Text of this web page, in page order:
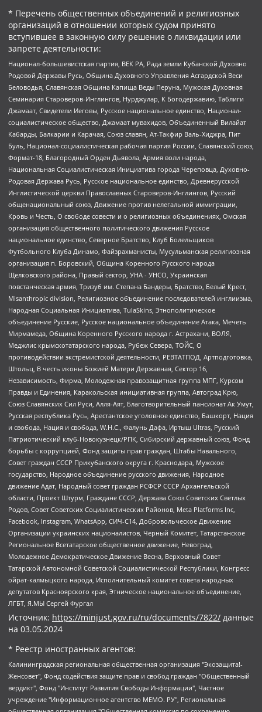
* Перечень общественных объединений и религиозных
организаций в отношении которых судом принято
вступившее в законную силу решение о ликвидации или
запрете деятельности:
Национал-большевистская партия, ВЕК РА, Рада земли Кубанской Духовно
Родовой Державы Русь, Община Духовного Управления Асгардской Веси
Беловодья, Славянская Община Капища Веды Перуна, Мужская Духовная
Семинария Староверов-Инглингов, Нурджулар, К Богодержавию, Таблиги
Джамаат, Свидетели Иеговы, Русское национальное единство, Национал-
социалистическое общество, Джамаат мувахидов, Объединенный Вилайат
Кабарды, Балкарии и Карачая, Союз славян, Ат-Такфир Валь-Хиджра, Пит
Буль, Национал-социалистическая рабочая партия России, Славянский союз,
Формат-18, Благородный Орден Дьявола, Армия воли народа,
Национальная Социалистическая Инициатива города Череповца, Духовно-
Родовая Держава Русь, Русское национальное единство, Древнерусской
Инглистической церкви Православных Староверов-Инглингов, Русский
общенациональный союз, Движение против нелегальной иммиграции,
Кровь и Честь, О свободе совести и о религиозных объединениях, Омская
организация общественного политического движения Русское
национальное единство, Северное Братство, Клуб Болельщиков
Футбольного Клуба Динамо, Файзрахманисты, Мусульманская религиозная
организация п. Боровский, Община Коренного Русского народа
Щелковского района, Правый сектор, УНА - УНСО, Украинская
повстанческая армия, Тризуб им. Степана Бандеры, Братство, Белый Крест,
Misanthropic division, Религиозное объединение последователей инглиизма,
Народная Социальная Инициатива, TulaSkins, Этнополитическое
объединение Русские, Русское национальное объединение Атака, Мечеть
Мирмамеда, Община Коренного Русского народа г. Астрахани, ВОЛЯ,
Меджлис крымскотатарского народа, Рубеж Севера, ТОЙС, О
противодействии экстремистской деятельности, РЕВТАТПОД, Артподготовка,
Штольц, В честь иконы Божией Матери Державная, Сектор 16,
Независимость, Фирма, Молодежная правозащитная группа МПГ, Курсом
Правды и Единения, Каракольская инициативная группа, Автоград Крю,
Союз Славянских Сил Руси, Алля-Аят, Благотворительный пансионат Ак Умут,
Русская республика Русь, Арестантское уголовное единство, Башкорт, Нация
и свобода, Нация и свобода, W.H.С., Фалунь Дафа, Иртыш Ultras, Русский
Патриотический клуб-Новокузнецк/РПК, Сибирский державный союз, Фонд
борьбы с коррупцией, Фонд защиты прав граждан, Штабы Навального,
Совет граждан СССР Прикубанского округа г. Краснодара, Мужское
государство, Народное объединение русского движения, Народное
движение Адат, Народный совет граждан РСФСР СССР Архангельской
области, Проект Штурм, Граждане СССР, Держава Союз Советских Светлых
Родов, Совет Советских Социалистических Районов, Meta Platforms Inc,
Facebook, Instagram, WhatsApp, СИЧ-С14, Добровольческое Движение
Организации украинских националистов, Черный Комитет, Татарстанское
Региональное Всетатарское общественное движение, Невоград,
Молодежное Демократическое Движение Весна, Верховный Совет
Татарской Автономной Советской Социалистической Республики, Конгресс
ойрат-калмыцкого народа, Исполнительный комитет совета народных
депутатов Красноярского края, Этническое национальное объединение,
ЛГБТ, Я.МЫ Сергей Фургал
Источник: https://minjust.gov.ru/ru/documents/7822/ данные
на 03.05.2024
* Реестр иностранных агентов:
Калининградская региональная общественная организация "Экозащита!-Женсовет", Фонд содействия защите прав и свобод граждан "Общественный вердикт", Фонд "Институт Развития Свободы Информации", Частное учреждение "Информационное агентство МЕМО. РУ", Региональная общественная организация "Общественная комиссия по сохранению наследия академика Сахарова", Фонд поддержки свободы прессы, Санкт-Петербургская общественная правозащитная организация "Гражданский контроль", Межрегиональная общественная организация "Информационно-просветительский центр "Мемориал", Региональный Фонд "Центр Защиты Прав Средств Массовой Информации", с 05.12.2023 Фонд "Центр Защиты Прав Средств массовой информации", Региональная общественная благотворительная организация помощи беженцам и мигрантам "Гражданское содействие", Негосударственное образовательное учреждение дополнительного профессионального образования (повышение квалификации) специалистов "АКАДЕМИЯ ПО ПРАВАМ ЧЕЛОВЕКА", Свердловская региональная общественная организация "Сутяжник", Автономная некоммерческая организация "Центр независимых социологических исследований", Союз общественных объединений "Российский исследовательский центр по правам человека", Региональное общественное учреждение научно-информационный центр "МЕМОРИАЛ", Некоммерческая организация "Фонд защиты гласности", Автономная некоммерческая организация "Институт прав человека", Городская общественная организация "Екатеринбургское общество "МЕМОРИАЛ", Городская общественная организация "Рязанское историко-просветительское и правозащитное общество "Мемориал" (Рязанский Мемориал), Челябинский региональный орган общественной самодеятельности – женское общественное объединение "Женщины Евразии", Челябинский региональный орган общественной самодеятельности "Уральская правозащитная группа", Фонд содействия защите здоровья и социальной справедливости имени Андрея Рылькова, Автономная Некоммерческая Организация "Аналитический Центр Юрия Левады", Автономная некоммерческая организация социальной поддержки населения "Проект Апрель", Региональная общественная организация помощи женщинам и детям, находящимся в кризисной ситуации "Информационно-методический центр "Анна", Фонд содействия развитию массовых коммуникаций и правовому просвещению "Так-так-Так", Фонд содействия устойчивому развитию "Серебряная тайга", Свердловский региональный общественный фонд социальных проектов "Новое время", "Idel.Реалии", Кавказ.Реалии, Крым.Реалии, Телеканал Настоящее Время, Татаро-башкирская служба Радио Свобода (Azatliq Radiosi), Радио Свободная Европа/Радио Свобода (PCE/PC), "Сибирь.Реалии", "Фактограф", Благотворительный фонд помощи осужденным и их семьям, Автономная некоммерческая организация "Институт глобализации и социальных движений", Фонд "В защиту прав заключенных", Частное учреждение "Центр поддержки и содействия развитию средств массовой информации", Пензенский региональный общественный благотворительный фонд "Гражданский союз", "Север.Реалии", Некоммерческая организация Фонд "Правовая инициатива", Общество с ограниченной ответственностью "Радио Свободная Европа/Радио Свобода", Чешское информационное агентство "MEDIUM-ORIENT", Красноярская региональная общественная организация "Мы против СПИДа", Камалягин Денис Николаевич, Маркелов Сергей Евгеньевич, Пономарев Лев Александрович, Савицкая Людмила Алексеевна, Автономная некоммерческая организация "Центр по работе с проблемой насилия "НАСИЛИЮ.НЕТ", Межрегиональный профессиональный союз работников здравоохранения "Альянс врачей", Юридическое лицо, зарегистрированное в Латвийской Республике, SIA "Medusa Project" (регистрационный номер 40103797863, дата регистрации 10.06.2014), Некоммерческая организация "Фонд по борьбе с коррупцией", Автономная некоммерческая организация "Институт права и публичной политики", Баданин Роман Сергеевич, Гликин Максим Александрович, Железнова Мария Михайловна, Лукьянова Юлия Сергеевна, Маетная Елизавета Витальевна, Маняхин Петр Борисович, Чуракова Ольга Владимировна, Ярош Юлия Петровна, Юридическое лицо "The Insider SIA", зарегистрированное в Риге, Латвийская Республика (дата регистрации 26.06.2015), являющееся администратором доменного имени интернет-издания "The Insider SIA", https://theins.ru, Постернак Алексей Евгеньевич, Рубин Михаил Аркадьевич, Анин Роман Александрович, Юридическое лицо Istories fonds, зарегистрированное в Латвийской Республике (регистрационный номер 50008295751, дата регистрации 24.02.2020), Великовский Дмитрий Александрович, Долинина Ирина Николаевна, Мароховская Алеся Алексеевна, Шлейнов Роман Юрьевич, Шмагун Олеся Валентиновна, Общество с ограниченной ответственностью "Альтаир 2021", Общество с ограниченной ответственностью "Вега 2021", Общество с ограниченной ответственностью "Главный редактор 2021", Общество с ограниченной ответственностью "Ромашки монолит", Важенков Артем Валерьевич, Ивановская областная общественная организация "Центр гендерных исследований", Гурман Юрий Альбертович, Медиапроект "ОВД-Инфо", Егоров Владимир Владимирович, Жилинский Владимир Александрович, Общество с ограниченной ответственностью "ЗП", Иванова София Юрьевна, Карезина Инна Павловна, Кильтау Екатерина Викторовна, Петров Алексей Викторович, Пискунов Сергей Евгеньевич, Смирнов Сергей Сергеевич, Тихонов Михаил Сергеевич, Общество с ограниченной ответственностью "ЖУРНАЛИСТ-ИНОСТРАННЫЙ АГЕНТ", Арапова Галина Юрьевна, Вольтская Татьяна Анатольевна, Американская компания "Mason G.E.S. Anonymous Foundation" (США), являющаяся владельцем интернет-издания https://mnews.world/, Компания "Stichting Bellingcat", зарегистрированная в Нидерландах (дата регистрации 11.07.2018), Захаров Андрей Вячеславович, Клепиковская Екатерина Дмитриевна, Общество с ограниченной ответственностью "МЕМО", Перл Роман Александрович, Симонов Евгений Алексеевич, Соловьева Елена Анатольевна, Сотников Даниил Владимирович, Сурначева Елизавета Дмитриевна, Автономная некоммерческая организация по защите прав человека и информированию населения "Якутия – Наше Мнение", Общество с ограниченной ответственностью "Москоу диджитал медиа", с 26.01.2023 Общество с ограниченной ответственностью "Чайка Белые сады", Ветошкина Валерия Валерьевна, Заговора Максим Александрович, Межрегиональное общественное движение "Российская ЛГБТ - сеть", Оленичев Максим Владимирович, Павлов Иван Юрьевич, Скворцова Елена Сергеевна, Общество с ограниченной ответственностью "Как бы инагент", Кочетков Игорь Викторович, Общество с ограниченной ответственностью "Честные выборы", Еланчик Олег Александрович, Общество с ограниченной ответственностью "Нобелевский призыв", Гималова Регина Эмилевна, Григорьев Андрей Валерьевич, Григорьева Алина Александровна, Ассоциация по содействию защите прав призывников, альтернативнослужащих и военнослужащих "Правозащитная группа "Гражданин.Армия.Право", Хисамова Регина Фаритовна, Автономная некоммерческая организация по реализации социально-правовых программ "Лилит", Дальневосточное общественное движение "Маяк", Санкт-Петербургская ЛГБТ-инициативная группа "Выход", Инициативная группа ЛГБТ+ "Реверс", Алексеев Андрей Викторович, Бекбулатова Таисия Львовна, Беляев Иван Михайлович, Владыкина Елена Сергеевна, Гельман Марат Александрович, Никульшина Вероника Юрьевна, Толоконникова Надежда Андреевна, Шендерович Виктор Анатольевич, Общество с ограниченной ответственностью "Данное сообщение", Общество с ограниченной ответственностью Издательский дом "Новая глава", Айнбиндер Александра Александровна, Московский комьюнити-центр для ЛГБТ+инициатив, Благотворительный фонд развития филантропии, Deutsche Welle (Германия, Kurt-Schumacher-Strasse 3, 53113 Bonn), Борзунова Мария Михайловна, Воробьев Виктор Викторович, Голубева Анна Львовна, Константинова Алла Михайловна, Малкова Ирина Владимировна, Мурадов Мурад Абдулгалимович, Осетинская Елизавета Николаевна, Понасенков Евгений Николаевич, Ганапольский Матвей Юрьевич, Киселев Евгений Алексеевич, Борухович Ирина Григорьевна, Дремин Иван Тимофеевич, Дубровский Дмитрий Викторович, Красноярская региональная общественная организация поддержки и развития альтернативных образовательных технологий и межкультурных коммуникаций "ИНТЕРРА", Маяковская Екатерина Алексеевна, Фейгин Марк Захарович, Филимонов Андрей Викторович, Дзугкоева Регина Николаевна, Доброхотов Роман Александрович, Дудь Юрий Александрович, Елкин Сергей Владимирович, Кругликов Кирилл Игоревич, Сабунаева Мария Леонидовна, Семенов Алексей Владимирович, Шаинян Карен Багратович, Шульман Екатерина Михайловна, Асафьев Артур Валерьевич, Вахштайн Виктор Семенович, Венедиктов Алексей Алексеевич, Лушникова Екатерина Евгеньевна, Волков Леонид Михайлович, Невзоров Александр Глебович, Пархоменко Сергей Борисович, Сироткин Ярослав Николаевич, Кара-Мурза Владимир Владимирович, Баранова Наталья Владимировна, Гозман Леонид Яковлевич, Кагарлицкий Борис Юльевич, Климарев Михаил Валерьевич, Милов Владимир Станиславович, Автономная некоммерческая организация Краснодарский центр современного искусства "Типография", Моргенштерн Алишер Тагирович, Соболь Любовь Эдуардовна, Общество с ограниченной ответственностью "ЛИЗА НОРМ", Каспаров Гарри Кимович, Ходорковский Михаил Борисович, Общество с ограниченной ответственностью "Апрельские тезисы", Данилович Ирина Брониславовна, Кашин Олег Владимирович, Петров Николай Владимирович, Пивоваров Алексей Владимирович, Соколов Михаил Владимирович, Цветкова Юлия Владимировна, Чичваркин Евгений Александрович, Комитет против пыток/Команда против пыток, Общество с ограниченной ответственностью "Первый научный", Общество с ограниченной ответственностью "Вертолет и ко", Белоцерковская Вероника Борисовна, Кац Максим Евгеньевич, Лазарева Татьяна Юрьевна, Шаведдинов Руслан Табризович, Яшин Илья Валерьевич, Общество с ограниченной ответственностью "Иноагент ААВ", Алешковский Дмитрий Петрович, Альбац Евгения Марковна, Быков Дмитрий Львович, Галямина Юлия Евгеньевна, Лойко Сергей Леонидович, Мартынов Кирилл Константинович, Медведев Сергей Александрович, Крашенинников Федор Геннадиевич, Гордеева Катерина Вл